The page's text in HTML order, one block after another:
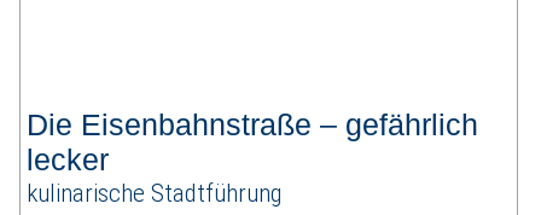
Die Eisenbahnstraße – gefährlich
lecker
kulinarische Stadtführung